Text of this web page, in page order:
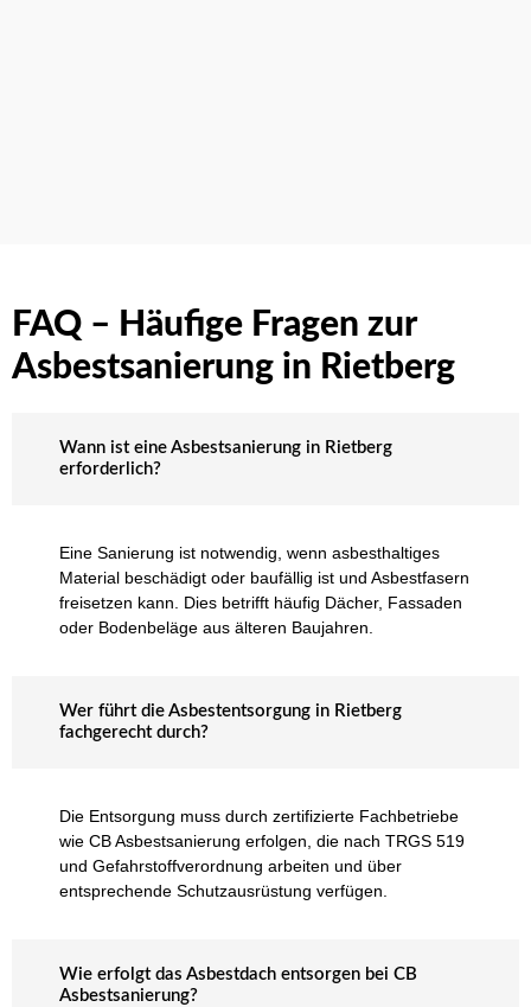
FAQ – Häufige Fragen zur
Asbestsanierung in Rietberg
Wann ist eine Asbestsanierung in Rietberg
erforderlich?
Eine Sanierung ist notwendig, wenn asbesthaltiges
Material beschädigt oder baufällig ist und Asbestfasern
freisetzen kann. Dies betrifft häufig Dächer, Fassaden
oder Bodenbeläge aus älteren Baujahren.
Wer führt die Asbestentsorgung in Rietberg
fachgerecht durch?
Die Entsorgung muss durch zertifizierte Fachbetriebe
wie CB Asbestsanierung erfolgen, die nach TRGS 519
und Gefahrstoffverordnung arbeiten und über
entsprechende Schutzausrüstung verfügen.
Wie erfolgt das Asbestdach entsorgen bei CB
Asbestsanierung?